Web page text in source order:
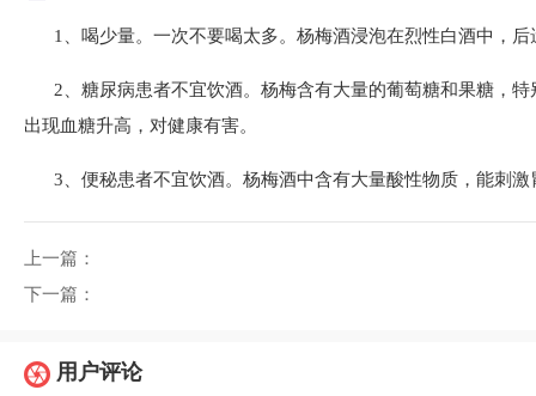
1、喝少量。一次不要喝太多。杨梅酒浸泡在烈性白酒中，
2、糖尿病患者不宜饮酒。杨梅含有大量的葡萄糖和果糖，
出现血糖升高，对健康有害。
3、便秘患者不宜饮酒。杨梅酒中含有大量酸性物质，能刺
上一篇：
下一篇：
用户评论